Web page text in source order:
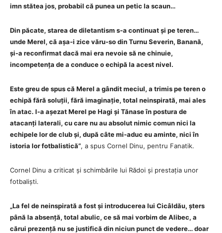
imn stătea jos, probabil că punea un petic la scaun…
Din păcate, starea de diletantism s-a continuat și pe teren…
unde Merel, că așa-i zice văru-so din Turnu Severin, Banană,
și-a reconfirmat dacă mai era nevoie să ne chinuie,
incompetența de a conduce o echipă la acest nivel.
Este greu de spus că Merel a gândit meciul, a trimis pe teren o
echipă fără soluții, fără imaginație, total neinspirată, mai ales
în atac. I-a așezat Merel pe Hagi și Tănase în postura de
atacanți laterali, cu care nu au absolut nimic comun nici la
echipele lor de club și, după câte mi-aduc eu aminte, nici în
istoria lor fotbalistică”, a spus Cornel Dinu, pentru Fanatik.
Cornel Dinu a criticat și schimbările lui Rădoi și prestația unor
fotbaliști.
„La fel de neinspirată a fost și introducerea lui Cicâldău, șters
până la absență, total abulic, ce să mai vorbim de Alibec, a
cărui prezență nu se justifică din niciun punct de vedere… doar